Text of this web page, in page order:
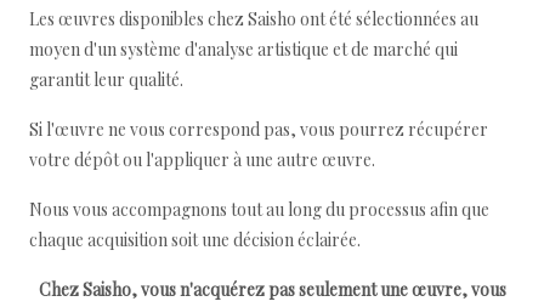
Les œuvres disponibles chez Saisho ont été sélectionnées au
moyen d'un système d'analyse artistique et de marché qui
garantit leur qualité.
Si l'œuvre ne vous correspond pas, vous pourrez récupérer
votre dépôt ou l'appliquer à une autre œuvre.
Nous vous accompagnons tout au long du processus afin que
chaque acquisition soit une décision éclairée.
Chez Saisho, vous n'acquérez pas seulement une œuvre, vous